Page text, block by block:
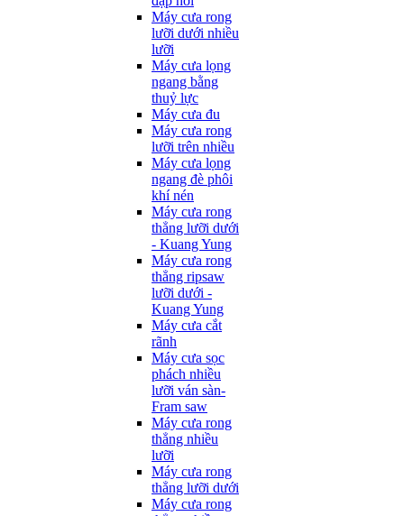
Máy cưa rong
lưỡi dưới nhiều
lưỡi
Máy cưa lọng
ngang bằng
thuỷ lực
Máy cưa đu
Máy cưa rong
lưỡi trên nhiều
Máy cưa lọng
ngang đè phôi
khí nén
Máy cưa rong
thẳng lưỡi dưới
- Kuang Yung
Máy cưa rong
thẳng ripsaw
lưỡi dưới -
Kuang Yung
Máy cưa cắt
rãnh
Máy cưa sọc
phách nhiều
lưỡi ván sàn-
Fram saw
Máy cưa rong
thẳng nhiều
lưỡi
Máy cưa rong
thẳng lưỡi dưới
Máy cưa rong